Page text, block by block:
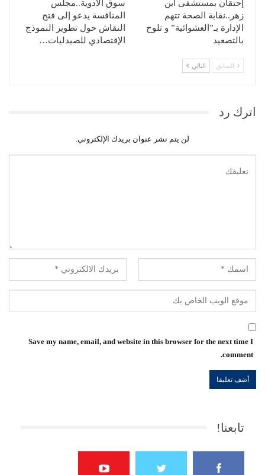
إحتقان بمستشفى ابن
زهر..نقابة الصحة تتهم
الإدارة بـ”العشوائية” و تلوح
بالتصعيد
سوق الأدوية..مجلس
المنافسة يدعو إلى فتح
النقاش حول تطوير النموذج
الإقتصادي للصيدليات…
السابق التالي
اترك رد
لن يتم نشر عنوان بريدك الإلكتروني.
Save my name, email, and website in this browser for the next time I
comment.
تابعنا!